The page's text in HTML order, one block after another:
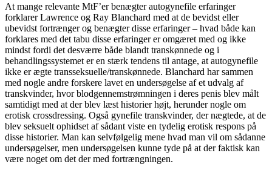
At mange relevante MtF’er benægter autogynefile erfaringer
forklarer Lawrence og Ray Blanchard med at de bevidst eller
ubevidst fortrænger og benægter disse erfaringer – hvad både kan
forklares med det tabu disse erfaringer er omgæret med og ikke
mindst fordi det desværre både blandt transkønnede og i
behandlingssystemet er en stærk tendens til antage, at autogynefile
ikke er ægte transseksuelle/transkønnede. Blanchard har sammen
med nogle andre forskere lavet en undersøgelse af et udvalg af
transkvinder, hvor blodgennemstrømningen i deres penis blev målt
samtidigt med at der blev læst historier højt, herunder nogle om
erotisk crossdressing. Også gynefile transkvinder, der nægtede, at de
blev seksuelt ophidset af sådant viste en tydelig erotisk respons på
disse historier. Man kan selvfølgelig mene hvad man vil om sådanne
undersøgelser, men undersøgelsen kunne tyde på at der faktisk kan
være noget om det der med fortrængningen.